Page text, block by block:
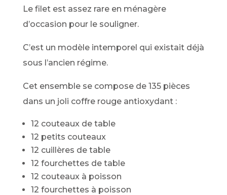
Le filet est assez rare en ménagère
d’occasion pour le souligner.
C’est un modèle intemporel qui existait déjà
sous l’ancien régime.
Cet ensemble se compose de 135 pièces
dans un joli coffre rouge antioxydant :
12 couteaux de table
12 petits couteaux
12 cuillères de table
12 fourchettes de table
12 couteaux à poisson
12 fourchettes à poisson